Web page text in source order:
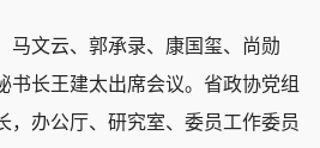
文云、郭承录、康国玺、尚勋
书长王建太出席会议。省政协党组
，办公厅、研究室、委员工作委员